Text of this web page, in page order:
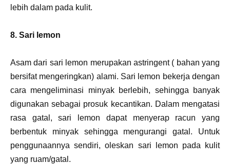
lebih dalam pada kulit.
8. Sari lemon
Asam dari sari lemon merupakan astringent ( bahan yang
bersifat mengeringkan) alami. Sari lemon bekerja dengan
cara mengeliminasi minyak berlebih, sehingga banyak
digunakan sebagai prosuk kecantikan. Dalam mengatasi
rasa gatal, sari lemon dapat menyerap racun yang
berbentuk minyak sehingga mengurangi gatal. Untuk
penggunaannya sendiri, oleskan sari lemon pada kulit
yang ruam/gatal.